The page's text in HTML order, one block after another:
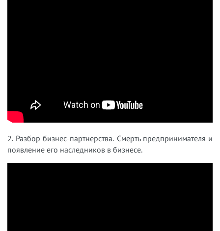
2. Разбор бизнес-партнерства. Смерть предпринимателя и
появление его наследников в бизнесе.